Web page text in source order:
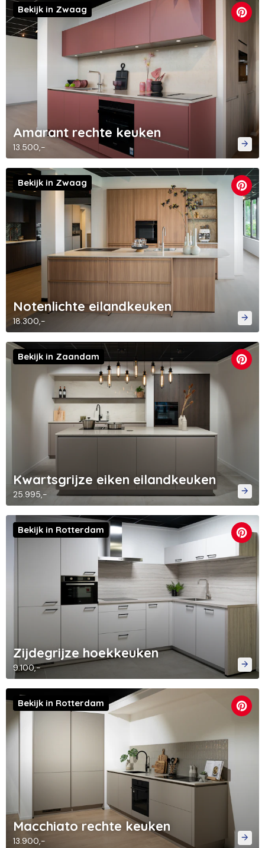
Amarant rechte keuken
13.500,-
Bekijk in Zwaag
Notenlichte eilandkeuken
18.300,-
Bekijk in Zwaag
Kwartsgrijze eiken eilandkeuken
25.995,-
Bekijk in Zaandam
Zijdegrijze hoekkeuken
9.100,-
Bekijk in Rotterdam
Macchiato rechte keuken
13.900,-
Bekijk in Rotterdam